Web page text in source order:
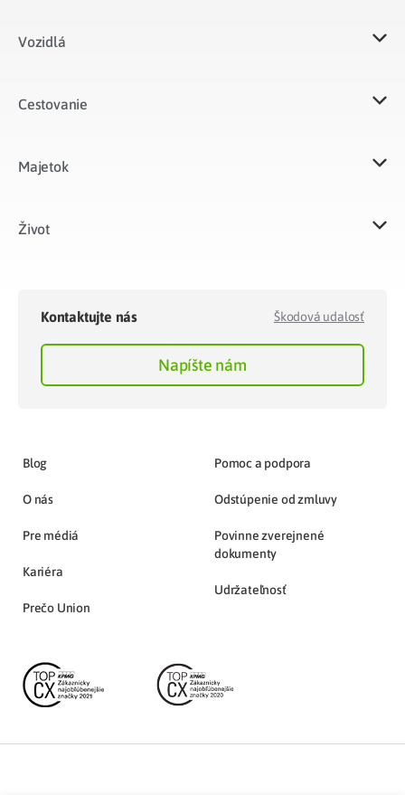
Vozidlá​
Cestovanie
Majetok​
Život​
Kontaktujte nás Škodová udalosť
Napíšte nám
Blog
O nás
Pre médiá
Kariéra
Prečo Union
Pomoc a podpora
Odstúpenie od zmluvy
Povinne zverejnené
dokumenty
Udržateľnosť